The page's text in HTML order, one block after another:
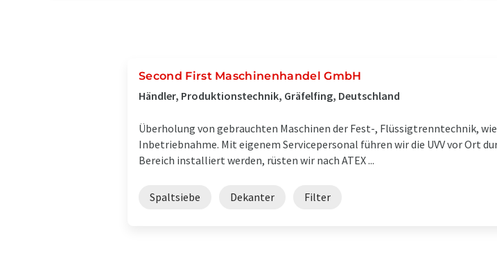
Second First Maschinenhandel GmbH
Händler, Produktionstechnik, Gräfelfing, Deutschland
Überholung von gebrauchten Maschinen der Fest-, Flüssigtrenntechnik,
Inbetriebnahme. Mit eigenem Servicepersonal führen wir die UVV vor Ort
Bereich installiert werden, rüsten wir nach ATEX ...
Spaltsiebe Dekanter Filter